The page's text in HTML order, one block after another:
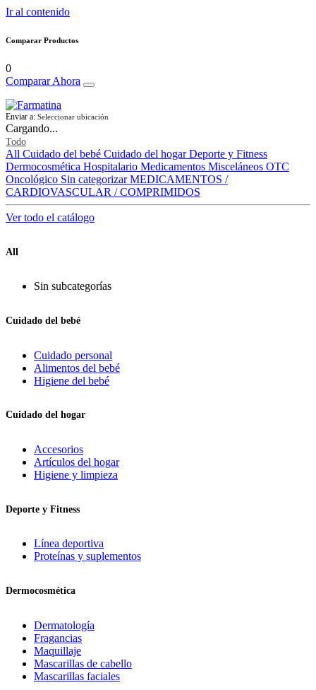
Ir al contenido
Comparar Productos
0
Comparar Ahora
Enviar a: Seleccionar ubicación
Cargando...
Todo
All Cuidado del bebé Cuidado del hogar Deporte y Fitness
Dermocosmética Hospitalario Medicamentos Misceláneos OTC
Oncológico Sin categorizar MEDICAMENTOS /
CARDIOVASCULAR / COMPRIMIDOS
Ver todo el catálogo
All
Sin subcategorías
Cuidado del bebé
Cuidado personal
Alimentos del bebé
Higiene del bebé
Cuidado del hogar
Accesorios
Artículos del hogar
Higiene y limpieza
Deporte y Fitness
Línea deportiva
Proteínas y suplementos
Dermocosmética
Dermatología
Fragancias
Maquillaje
Mascarillas de cabello
Mascarillas faciales